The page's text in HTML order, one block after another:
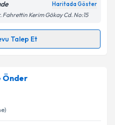
ilişkin
Aydınlatma
verilerimin belirtilen
kabul ediyorum.
Haritada Göster
Kerim Gökay Cd. No:15
Talep Et
için randevu takvimi talebi
randevu almanız için bir
posta ile bilgilendireceğiz.
Önder